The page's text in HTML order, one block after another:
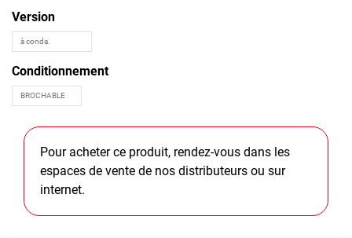
Version
Conditionnement
Pour acheter ce produit, rendez-vous dans les
espaces de vente de nos distributeurs ou sur
internet.